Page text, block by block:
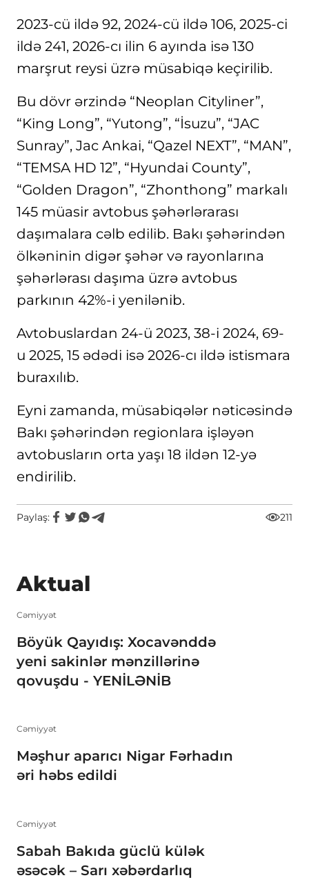
2023-cü ildə 92, 2024-cü ildə 106, 2025-ci
ildə 241, 2026-cı ilin 6 ayında isə 130
marşrut reysi üzrə müsabiqə keçirilib.
Bu dövr ərzində “Neoplan Cityliner”,
“King Long”, “Yutong”, “İsuzu”, “JAC
Sunray”, Jac Ankai, “Qazel NEXT”, “MAN”,
“TEMSA HD 12”, “Hyundai County”,
“Golden Dragon”, “Zhonthong” markalı
145 müasir avtobus şəhərlərarası
daşımalara cəlb edilib. Bakı şəhərindən
ölkəninin digər şəhər və rayonlarına
şəhərlərası daşıma üzrə avtobus
parkının 42%-i yenilənib.
Avtobuslardan 24-ü 2023, 38-i 2024, 69-
u 2025, 15 ədədi isə 2026-cı ildə istismara
buraxılıb.
Eyni zamanda, müsabiqələr nəticəsində
Bakı şəhərindən regionlara işləyən
avtobusların orta yaşı 18 ildən 12-yə
endirilib.
Paylaş: 211
Aktual
Cəmiyyət
Böyük Qayıdış: Xocavənddə
yeni sakinlər mənzillərinə
qovuşdu - YENİLƏNİB
Cəmiyyət
Məşhur aparıcı Nigar Fərhadın
əri həbs edildi
Cəmiyyət
Sabah Bakıda güclü külək
əsəcək – Sarı xəbərdarlıq